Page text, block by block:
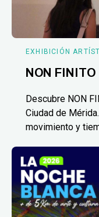
EXHIBICIÓN
NON FINITO
Descubre NON
Ciudad de
movimiento y